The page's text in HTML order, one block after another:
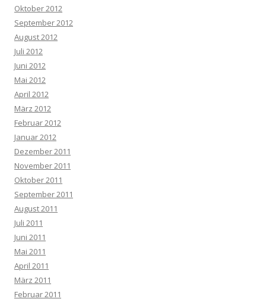
Oktober 2012
September 2012
August 2012
Juli 2012
Juni 2012
Mai 2012
April 2012
März 2012
Februar 2012
Januar 2012
Dezember 2011
November 2011
Oktober 2011
September 2011
August 2011
Juli 2011
Juni 2011
Mai 2011
April 2011
März 2011
Februar 2011